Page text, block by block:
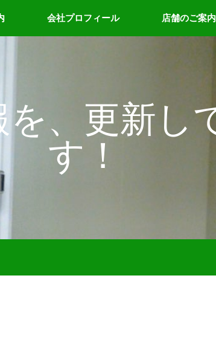
会社プロフィール 店舗のご案内
、更新し
す！